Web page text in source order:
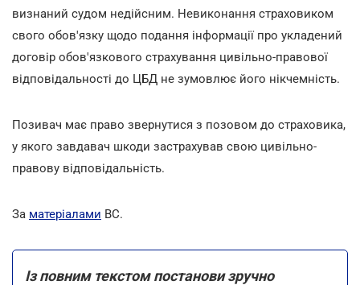
визнаний судом недійсним. Невиконання страховиком
свого обов'язку щодо подання інформації про укладений
договір обов'язкового страхування цивільно-правової
відповідальності до ЦБД не зумовлює його нікчемність.
Позивач має право звернутися з позовом до страховика,
у якого завдавач шкоди застрахував свою цивільно-
правову відповідальність.
За матеріалами ВС.
Із повним текстом постанови зручно